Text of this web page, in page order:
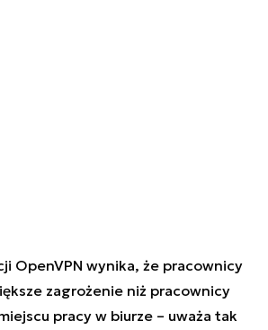
OpenVPN wynika, że pracownicy
zagrożenie niż pracownicy
pracy w biurze – uważa tak